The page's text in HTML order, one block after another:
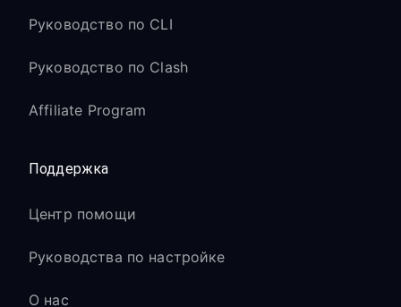
Руководство по CLI
Руководство по Clash
Affiliate Program
Поддержка
Центр помощи
Руководства по настройке
О нас